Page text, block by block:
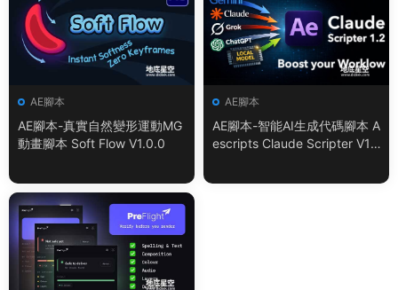
AE腳本
AE腳本-真實自然變形運動MG
動畫腳本 Soft Flow V1.0.0
AE腳本
AE腳本-智能AI生成代碼腳本 A
escripts Claude Scripter V1.